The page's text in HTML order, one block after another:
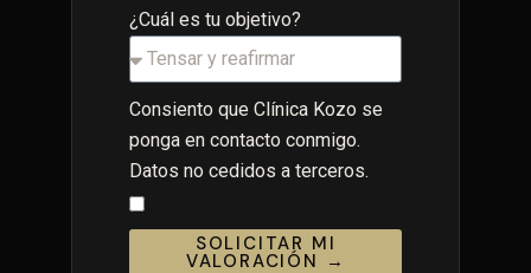
¿Cuál es tu objetivo?
Consiento que Clínica Kozo se
ponga en contacto conmigo.
Datos no cedidos a terceros.
SOLICITAR MI
VALORACIÓN →